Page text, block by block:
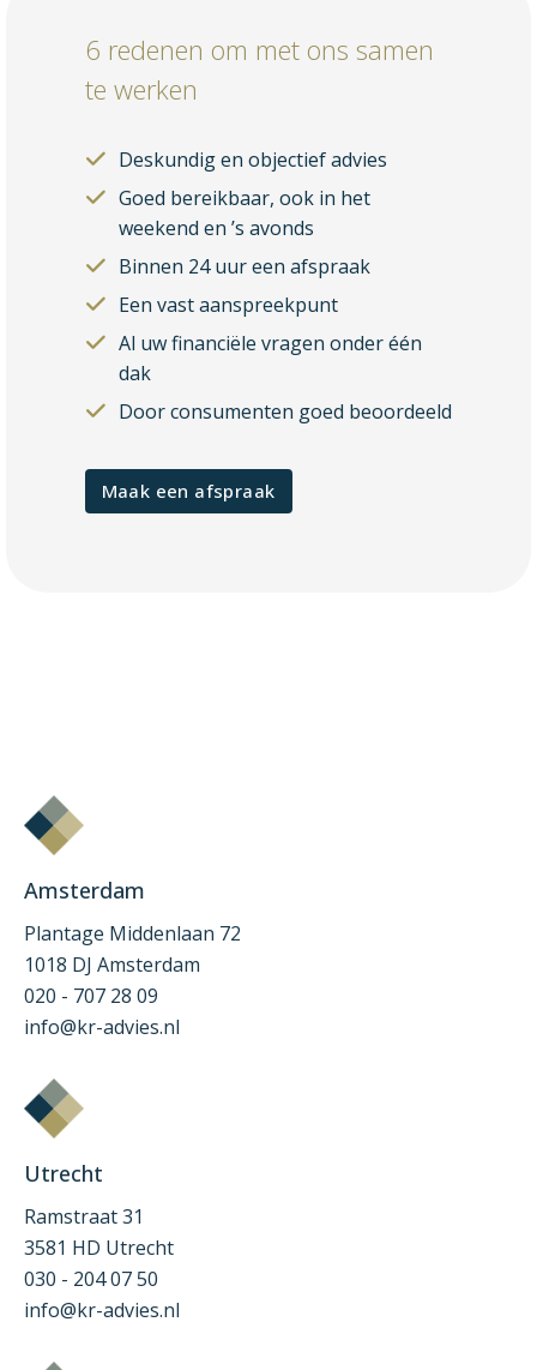
6 redenen om met ons samen
te werken
Deskundig en objectief advies
Goed bereikbaar, ook in het
weekend en ’s avonds
Binnen 24 uur een afspraak
Een vast aanspreekpunt
Al uw financiële vragen onder één
dak
Door consumenten goed beoordeeld
Maak een afspraak
Amsterdam
Plantage Middenlaan 72
1018 DJ Amsterdam
020 - 707 28 09
info@kr-advies.nl
Utrecht
Ramstraat 31
3581 HD Utrecht
030 - 204 07 50
info@kr-advies.nl